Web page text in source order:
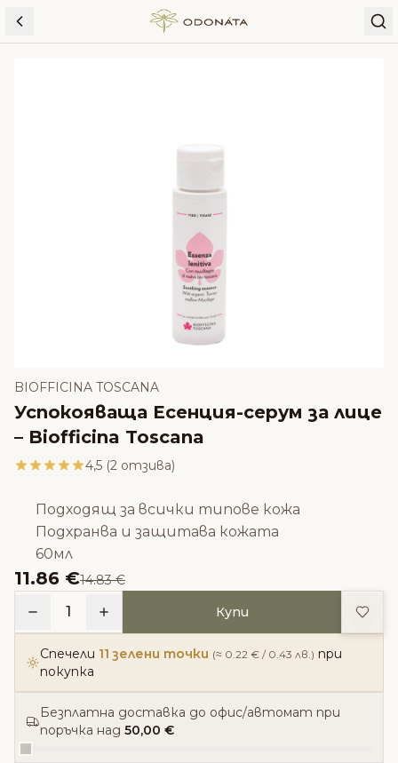
Skip to content
BIOFFICINA TOSCANA
Успокояваща Есенция-серум за лице
– Biofficina Toscana
4,5 (2 отзива)
Подходящ за всички типове кожа
Подхранва и защитава кожата
60мл
11.86 €14.83 €
1 Купи
Спечели 11 зелени точки (≈ 0.22 € / 0.43 лв.) при
покупка
Безплатна доставка до офис/автомат при
поръчка над 50,00 €